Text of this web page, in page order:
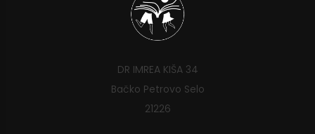
DR IMREA KIŠA 34
Bačko Petrovo Selo
21226